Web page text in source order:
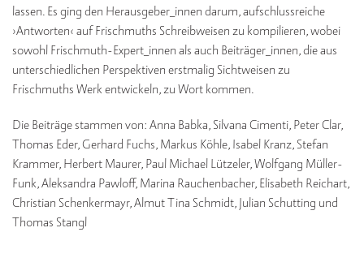
lassen. Es ging den Herausgeber_innen darum, aufschlussreiche
›Antworten‹ auf Frischmuths Schreibweisen zu kompilieren, wobei
sowohl Frischmuth-Expert_innen als auch Beiträger_innen, die aus
unterschiedlichen Perspektiven erstmalig Sichtweisen zu
Frischmuths Werk entwickeln, zu Wort kommen.
Die Beiträge stammen von: Anna Babka, Silvana Cimenti, Peter Clar,
Thomas Eder, Gerhard Fuchs, Markus Köhle, Isabel Kranz, Stefan
Krammer, Herbert Maurer, Paul Michael Lützeler, Wolfgang Müller-
Funk, Aleksandra Pawloff, Marina Rauchenbacher, Elisabeth Reichart,
Christian Schenkermayr, Almut Tina Schmidt, Julian Schutting und
Thomas Stangl